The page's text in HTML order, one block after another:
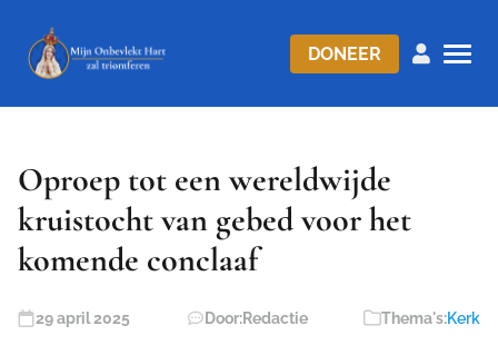
DONEER
Oproep tot een wereldwijde
kruistocht van gebed voor het
komende conclaaf
29 april 2025 Door:Redactie Thema's:Kerk